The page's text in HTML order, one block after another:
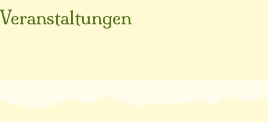
Veranstaltungen